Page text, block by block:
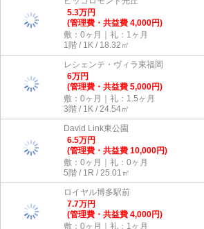
5.3万円
(管理費・共益費 4,000円)
敷：0ヶ月｜礼：1ヶ月
1階 / 1K / 18.32㎡
レシェンテ・ヴィラ東福岡
6万円
(管理費・共益費 5,000円)
敷：0ヶ月｜礼：1.5ヶ月
3階 / 1K / 24.54㎡
David Link東公園
6.5万円
(管理費・共益費 10,000円)
敷：0ヶ月｜礼：0ヶ月
5階 / 1R / 25.01㎡
ロイヤル博多駅前
7.7万円
(管理費・共益費 4,000円)
敷：0ヶ月｜礼：1ヶ月